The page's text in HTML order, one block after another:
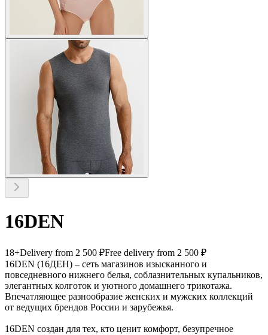
16DEN
18+Delivery from 2 500 ₽Free delivery from 2 500 ₽
16DEN (16ДЕН) – сеть магазинов изысканного и
повседневного нижнего белья, соблазнительных купальников,
элегантных колготок и уютного домашнего трикотажа.
Впечатляющее разнообразие женских и мужских коллекций
от ведущих брендов России и зарубежья.
16DEN создан для тех, кто ценит комфорт, безупречное